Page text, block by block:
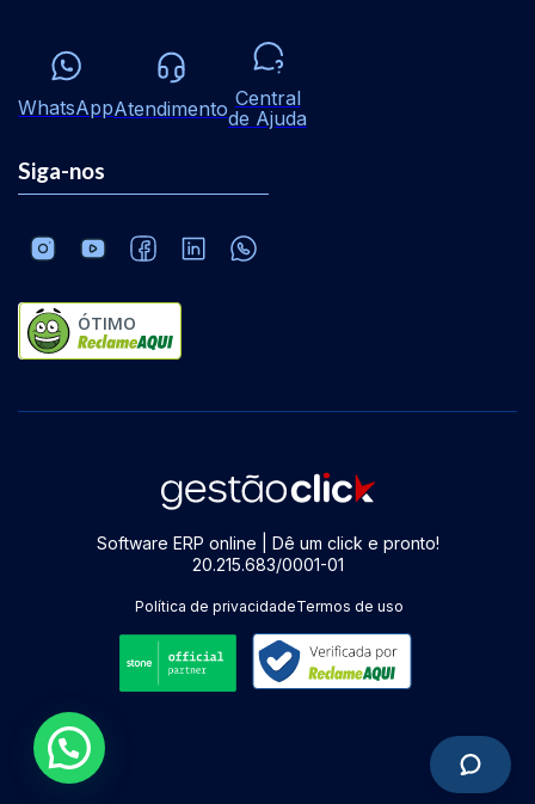
WhatsAppAtendimento Central
de Ajuda
Siga-nos
ÓTIMO
Software ERP online | Dê um click e pronto!
20.215.683/0001-01
Política de privacidadeTermos de uso